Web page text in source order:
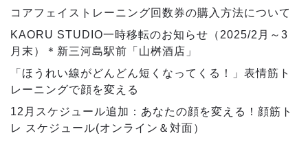
コアフェイストレーニング回数券の購入方法について
KAORU STUDIO一時移転のお知らせ（2025/2月～3
月末）＊新三河島駅前「山桝酒店」
「ほうれい線がどんどん短くなってくる！」表情筋ト
レーニングで顔を変える
12月スケジュール追加：あなたの顔を変える！顔筋ト
レ スケジュール(オンライン＆対面）